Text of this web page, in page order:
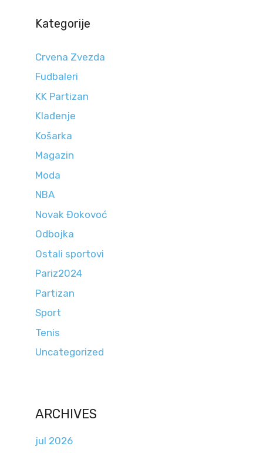
Kategorije
Crvena Zvezda
Fudbaleri
KK Partizan
Klađenje
Košarka
Magazin
Moda
NBA
Novak Đokovoć
Odbojka
Ostali sportovi
Pariz2024
Partizan
Sport
Tenis
Uncategorized
ARCHIVES
jul 2026